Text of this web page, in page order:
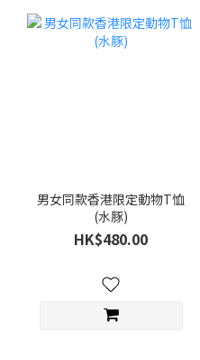
男女同款香港限定動物T恤
(水豚)
HK$480.00